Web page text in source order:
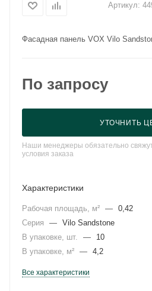
Артикул:
Фасадная панель VOX Vilo
По запросу
УТОЧНИТЬ
Наши менеджеры обязательно
условия заказа
Характеристики
Рабочая площадь, м² — 0,42
Серия
— Vilo Sandstone
В упаковке, шт.
—
10
В упаковке, м² — 4,2
Все характеристики